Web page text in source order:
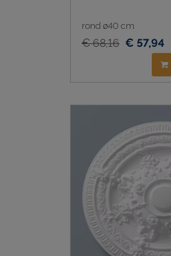
rond ø40 cm
€ 68,16 € 57,94